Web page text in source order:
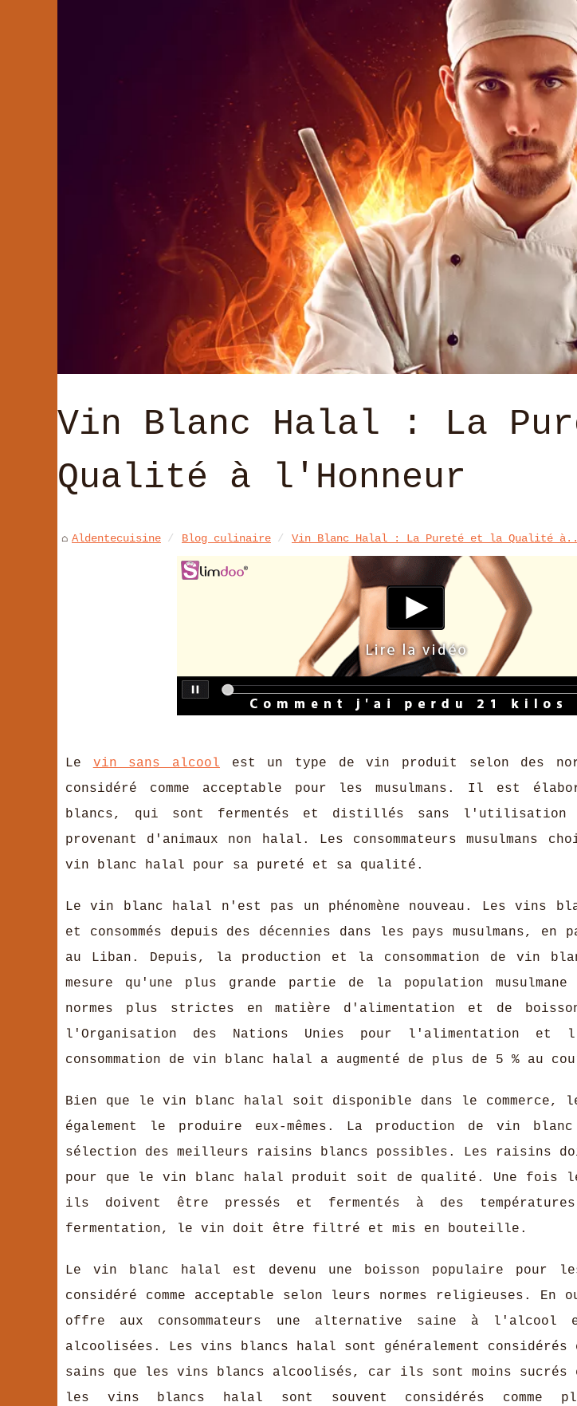
Vin Blanc Halal : La
Qualité à l'Honneur
Aldentecuisine Blog culinaire Vin Blanc Halal : La Pureté et la Qualité
Le vin sans alcool est un type de vin produit selon des
considéré comme acceptable pour les musulmans. Il est
blancs, qui sont fermentés et distillés sans l'utilisation
provenant d'animaux non halal. Les consommateurs musulmans
vin blanc halal pour sa pureté et sa qualité.
Le vin blanc halal n'est pas un phénomène nouveau. Les vins
et consommés depuis des décennies dans les pays musulmans,
au Liban. Depuis, la production et la consommation de vin
mesure qu'une plus grande partie de la population musulmane
normes plus strictes en matière d'alimentation et de
l'Organisation des Nations Unies pour l'alimentation et
consommation de vin blanc halal a augmenté de plus de 5 % au
Bien que le vin blanc halal soit disponible dans le commerce, les
également le produire eux-mêmes. La production de vin
sélection des meilleurs raisins blancs possibles. Les raisins
pour que le vin blanc halal produit soit de qualité. Une fois
ils doivent être pressés et fermentés à des
fermentation, le vin doit être filtré et mis en bouteille.
Le vin blanc halal est devenu une boisson populaire pour
considéré comme acceptable selon leurs normes religieuses.
offre aux consommateurs une alternative saine à l'alcool
alcoolisées. Les vins blancs halal sont généralement considérés
sains que les vins blancs alcoolisés, car ils sont moins
les vins blancs halal sont souvent considérés comme